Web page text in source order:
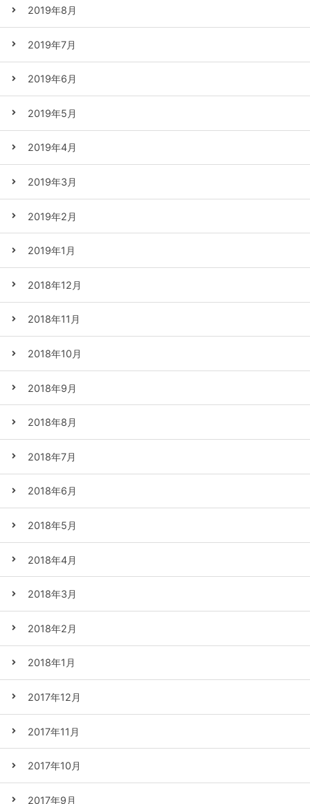
2019年8月
2019年7月
2019年6月
2019年5月
2019年4月
2019年3月
2019年2月
2019年1月
2018年12月
2018年11月
2018年10月
2018年9月
2018年8月
2018年7月
2018年6月
2018年5月
2018年4月
2018年3月
2018年2月
2018年1月
2017年12月
2017年11月
2017年10月
2017年9月